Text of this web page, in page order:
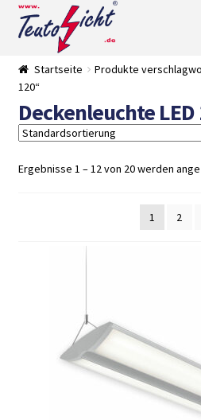
Zur
Navigation
springen
Springe
zum
Startseite
Produkte
120“
Deckenleuchte LED
Ergebnisse 1 – 12 von 20 werden
1 2